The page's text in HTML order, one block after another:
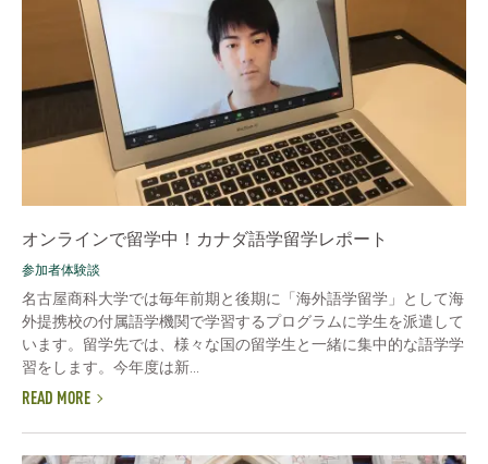
オンラインで留学中！カナダ語学留学レポート
参加者体験談
名古屋商科大学では毎年前期と後期に「海外語学留学」として海
外提携校の付属語学機関で学習するプログラムに学生を派遣して
います。留学先では、様々な国の留学生と一緒に集中的な語学学
習をします。今年度は新...
READ MORE